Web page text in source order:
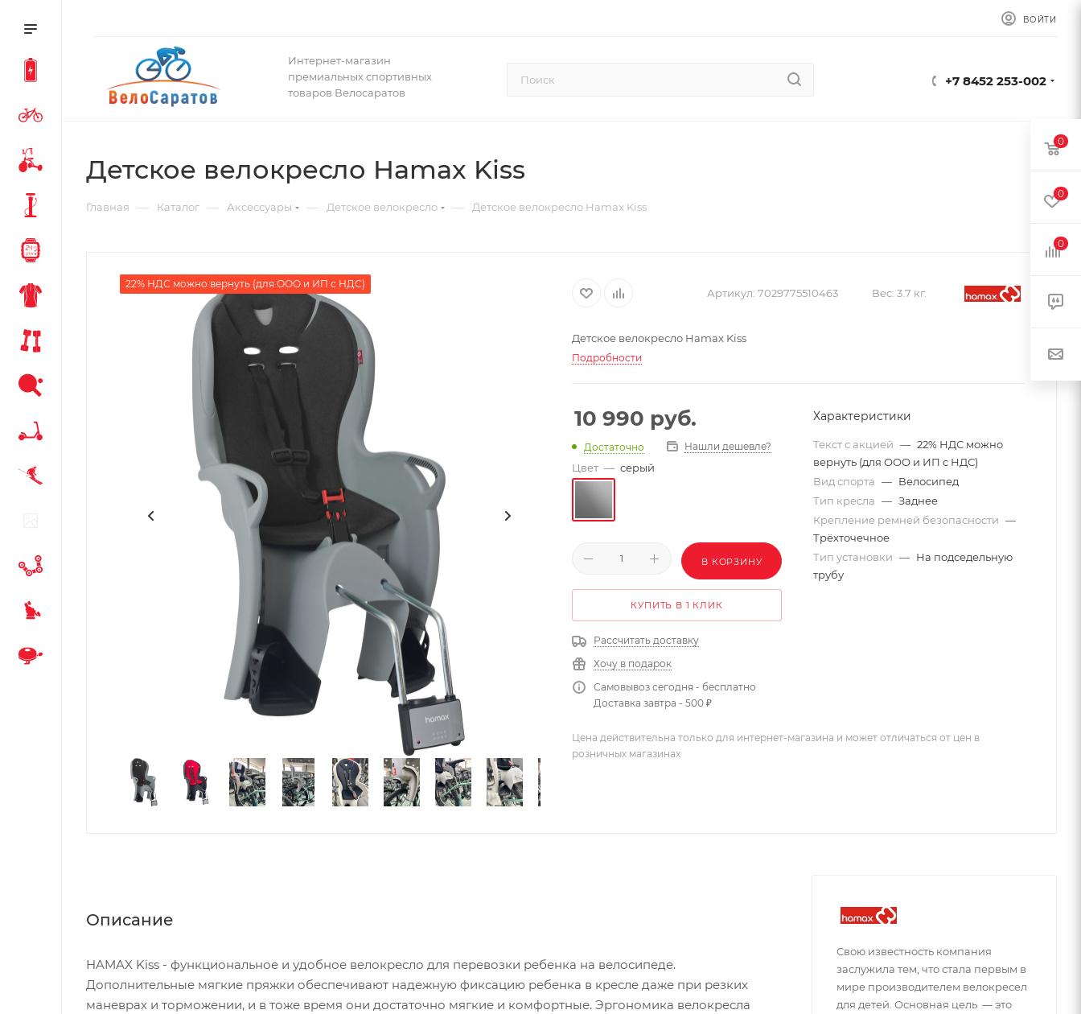
ВОЙТИ
Интернет-магазин
премиальных спортивных
товаров Велосаратов
+7 8452 253-002
Детское велокресло Hamax Kiss
Главная — Каталог — Аксессуары — Детское велокресло — Детское велокресло Hamax Kiss
22% НДС можно вернуть (для ООО и ИП с НДС)
Артикул: 7029775510463 Вес: 3.7 кг.
Детское велокресло Hamax Kiss
Подробности
10 990 руб.
Достаточно Нашли дешевле?
Цвет — серый
В КОРЗИНУ
КУПИТЬ В 1 КЛИК
Рассчитать доставку
Хочу в подарок
Самовывоз сегодня - бесплатно
Доставка завтра - 500 ₽
Характеристики
Текст с акцией — 22% НДС можно
вернуть (для ООО и ИП с НДС)
Вид спорта — Велосипед
Тип кресла — Заднее
Крепление ремней безопасности —
Трёхточечное
Тип установки — На подседельную
трубу
Цена действительна только для интернет-магазина и может отличаться от цен в
розничных магазинах
Описание
HAMAX Kiss - функциональное и удобное велокресло для перевозки ребенка на велосипеде.
Дополнительные мягкие пряжки обеспечивают надежную фиксацию ребенка в кресле даже при резких
маневрах и торможении, и в тоже время они достаточно мягкие и комфортные. Эргономика велокресла
Свою известность компания
заслужила тем, что стала первым в
мире производителем велокресел
для детей. Основная цель — это
0
0
0